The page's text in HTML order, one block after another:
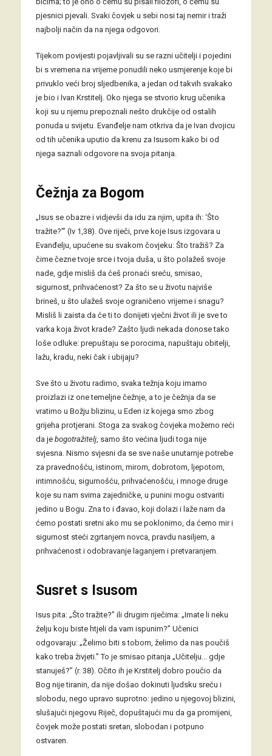
pjesnici pjevali. Svaki čovjek u sebi nosi taj nemir i traži
najbolji način da na njega odgovori.
Tijekom povijesti pojavljivali su se razni učitelji i pojedini
bi s vremena na vrijeme ponudili neko usmjerenje koje bi
privuklo veći broj sljedbenika, a jedan od takvih svakako
je bio i Ivan Krstitelj. Oko njega se stvorio krug učenika
koji su u njemu prepoznali nešto drukčije od ostalih
ponuda u svijetu. Evanđelje nam otkriva da je Ivan dvojicu
od tih učenika uputio da krenu za Isusom kako bi od
njega saznali odgovore na svoja pitanja.
Čežnja za Bogom
„Isus se obazre i vidjevši da idu za njim, upita ih: ‘Što
tražite?’” (Iv 1,38). Ove riječi, prve koje Isus izgovara u
Evanđelju, upućene su svakom čovjeku: Što tražiš? Za
čime čezne tvoje srce i tvoja duša, u što polažeš svoje
nade, gdje misliš da ćeš pronaći sreću, smisao,
sigurnost, prihvaćenost? Za što se u životu najviše
brineš, u što ulažeš svoje ograničeno vrijeme i snagu?
Misliš li zaista da će ti to donijeti vječni život ili je sve to
varka koja život krade? Zašto ljudi nekada donose tako
loše odluke: prepuštaju se porocima, napuštaju obitelji,
lažu, kradu, neki čak i ubijaju?
Sve što u životu radimo, svaka težnja koju imamo
proizlazi iz one temeljne čežnje, a to je čežnja da se
vratimo u Božju blizinu, u Eden iz kojega smo zbog
grijeha protjerani. Stoga za svakog čovjeka možemo reći
da je bogotražitelj, samo što većina ljudi toga nije
svjesna. Nismo svjesni da se sve naše unutarnje potrebe
za pravednošću, istinom, mirom, dobrotom, ljepotom,
intimnošću, sigurnošću, prihvaćenošću, i mnoge druge
koje su nam svima zajedničke, u punini mogu ostvariti
jedino u Bogu. Zna to i đavao, koji dolazi i laže nam da
ćemo postati sretni ako mu se poklonimo, da ćemo mir i
sigurnost steći zgrtanjem novca, pravdu nasiljem, a
prihvaćenost i odobravanje laganjem i pretvaranjem.
Susret s Isusom
Isus pita: „Što tražite?” ili drugim riječima: „Imate li neku
želju koju biste htjeli da vam ispunim?” Učenici
odgovaraju: „Želimo biti s tobom, želimo da nas poučiš
kako treba živjeti.” To je smisao pitanja „Učitelju… gdje
stanuješ?” (r. 38). Očito ih je Krstitelj dobro poučio da
Bog nije tiranin, da nije došao dokinuti ljudsku sreću i
slobodu, nego upravo suprotno: jedino u njegovoj blizini,
slušajući njegovu Riječ, dopuštajući mu da ga promijeni,
čovjek može postati sretan, slobodan i potpuno
ostvaren.